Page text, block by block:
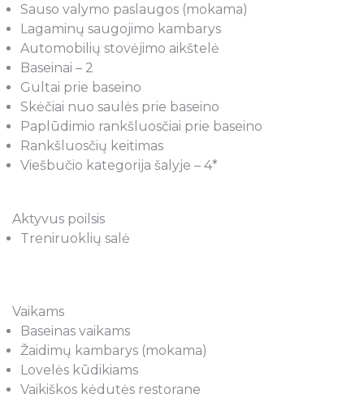
Sauso valymo paslaugos (mokama)
Lagaminų saugojimo kambarys
Automobilių stovėjimo aikštelė
Baseinai – 2
Gultai prie baseino
Skėčiai nuo saulės prie baseino
Paplūdimio rankšluosčiai prie baseino
Rankšluosčių keitimas
Viešbučio kategorija šalyje – 4*
Aktyvus poilsis
Treniruoklių salė
Vaikams
Baseinas vaikams
Žaidimų kambarys (mokama)
Lovelės kūdikiams
Vaikiškos kėdutės restorane